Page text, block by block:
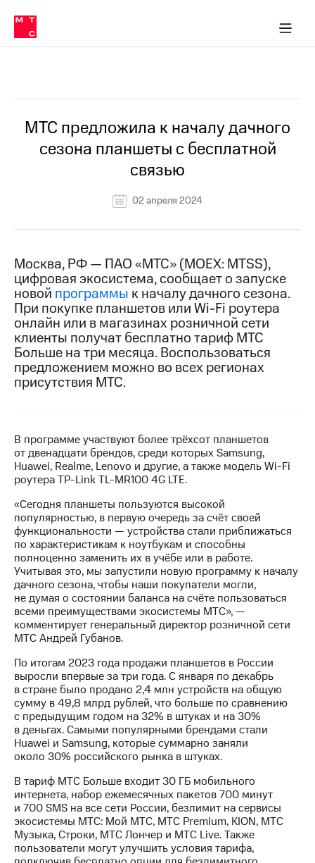
Медиа-центр
и акционерам
Устойчивое развитие
Комплаенс и деловая этика
компании
Карьера
История
компании
информация
Контакты
Медиа-центр
Пресс-
релизы
МТС
о технологиях
Достижения
отчетность
Контакты
Новости
в
регионе
и акционерам
Корпоративное
управление
Корпоративный
секретарь
Раскрытие
информации
Информация
акционерам
Документы
ПАО
"МТС"
Собрания
акционеров
Личный
акционера
Акционерный
капитал
Контроль
и
аудит
в МТС
Пресс-
релизы
о технологиях
МТС предложила к началу дачного
сезона планшеты с бесплатной
связью
02 апреля 2024
Москва, РФ — ПАО «МТС» (MOEX: MTSS),
цифровая экосистема, сообщает о запуске
новой программы к началу дачного сезона.
При покупке планшетов или Wi-Fi роутера
онлайн или в магазинах розничной сети
клиенты получат бесплатно тариф МТС
Больше на три месяца. Воспользоваться
предложением можно во всех регионах
присутствия МТС.
В программе участвуют более трёхсот планшетов
от двенадцати брендов, среди которых Samsung,
Huawei, Realme, Lenovo и другие, а также модель Wi-Fi
роутера TP-Link TL-MR100 4G LTE.
«Сегодня планшеты пользуются высокой
популярностью, в первую очередь за счёт своей
функциональности — устройства стали приближаться
по характеристикам к ноутбукам и способны
полноценно заменить их в учёбе или в работе.
Учитывая это, мы запустили новую программу к началу
дачного сезона, чтобы наши покупатели могли,
не думая о состоянии баланса на счёте пользоваться
всеми преимуществами экосистемы МТС», —
комментирует генеральный директор розничной сети
МТС Андрей Губанов.
По итогам 2023 года продажи планшетов в России
выросли впервые за три года. С января по декабрь
в стране было продано 2,4 млн устройств на общую
сумму в 49,8 млрд рублей, что больше по сравнению
с предыдущим годом на 32% в штуках и на 30%
в деньгах. Самыми популярными брендами стали
Huawei и Samsung, которые суммарно заняли
около 30% российского рынка в штуках.
В тариф МТС Больше входит 30 ГБ мобильного
интернета, набор ежемесячных пакетов 700 минут
и 700 SMS на все сети России, безлимит на сервисы
экосистемы МТС: Мой МТС, МТС Premium, KION, МТС
Музыка, Строки, МТС Лончер и МТС Live. Также
пользователи могут улучшить условия тарифа,